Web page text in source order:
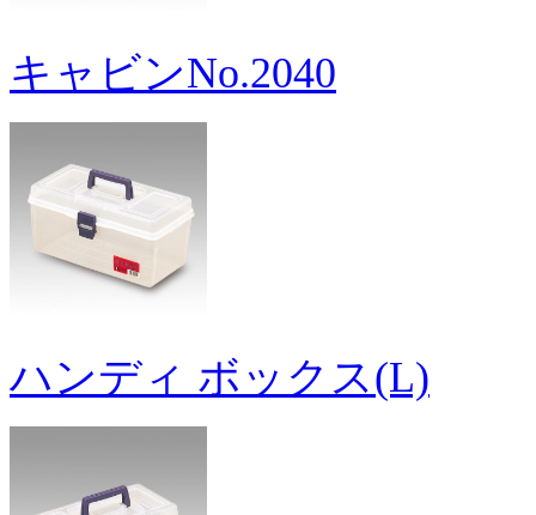
キャビンNo.2040
ハンディ ボックス(L)